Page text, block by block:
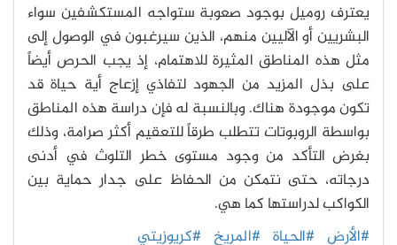
يعترف روميل بوجود صعوبة ستواجه المستكشفين سواء
البشريين أو الآليين منهم، الذين سيرغبون في الوصول إلى
مثل هذه المناطق المثيرة للاهتمام، إذ يجب الحرص أيضاً
على بذل المزيد من الجهود لتفاذي إزعاج أية حياة قد
تكون موجودة هناك. وبالنسبة له فإن دراسة هذه المناطق
بواسطة الروبوتات تتطلب طرقاً للتعقيم أكثر صرامة، وذلك
بغرض التأكد من وجود مستوى خطر التلوث في أدنى
درجاته، حتى نتمكن من الحفاظ على جدار حماية بين
الكواكب لدراستها كما هي.
#الأرض #الحياة #المريخ #كريوزيتي